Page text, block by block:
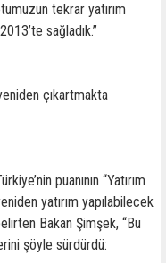
tekrar yatırım
sağladık.”
çıkartmakta
puanının “Yatırım
yatırım yapılabilecek
Bakan Şimşek, “Bu
şöyle sürdürdü: